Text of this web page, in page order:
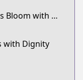
synonyms:The Fragrant Flowers Bloom with Dignity
with Dignity